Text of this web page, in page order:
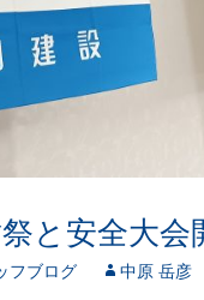
と安全大会
フブログ 中原 岳彦